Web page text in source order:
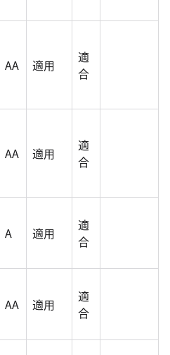
AA 適用
適
合
AA 適用
適
合
A 適用
適
合
AA 適用
適
合